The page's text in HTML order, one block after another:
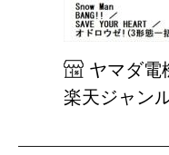
ヤマダ電
楽天ジャン